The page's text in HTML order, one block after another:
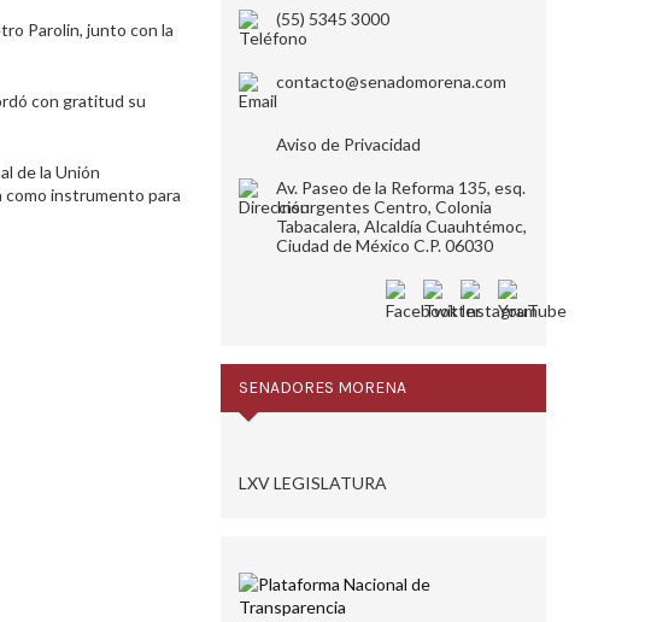
Parolin, junto con la
con gratitud su
de la Unión
como instrumento para
(55) 5345 3000
contacto@senadomorena.com
Aviso de Privacidad
Av. Paseo de la Reforma 135, esq.
Insurgentes Centro, Colonia
Tabacalera, Alcaldía Cuauhtémoc,
Ciudad de México C.P. 06030
SENADORES MORENA
LXV LEGISLATURA